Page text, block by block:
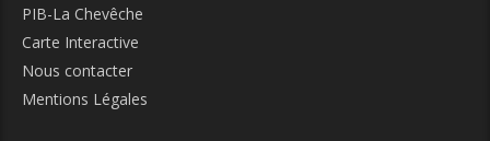
PIB-La Chevêche
Carte Interactive
Nous contacter
Mentions Légales